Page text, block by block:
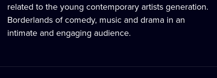
related to the young contemporary artists generation.
Borderlands of comedy, music and drama in an
intimate and engaging audience.